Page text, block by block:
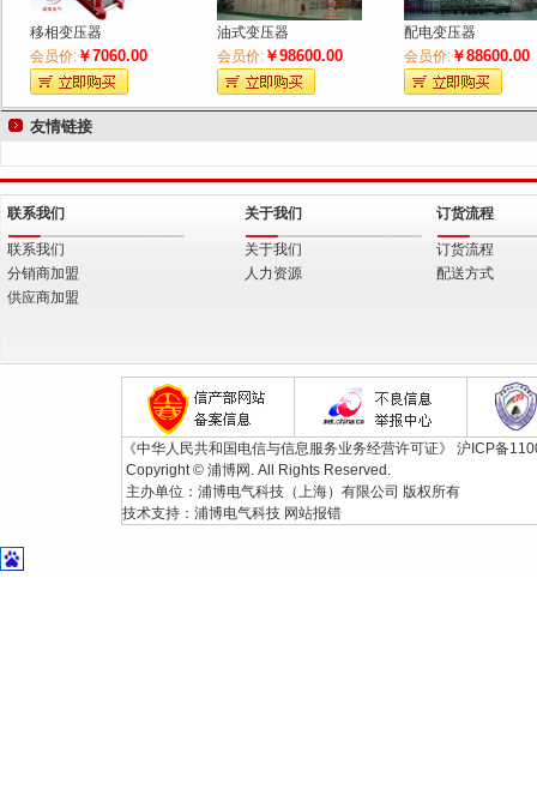
移相变压器
会员价: ￥7060.00
油式变压器
会员价: ￥98600.00
配电变压器
会员价: ￥88600.00
友情链接
联系我们
联系我们
分销商加盟
供应商加盟
关于我们
关于我们
人力资源
订货流程
订货流程
配送方式
《中华人民共和国电信与信息服务业务经营许可证》 沪ICP备
Copyright © 浦博网. All Rights Reserved.
主办单位：浦博电气科技（上海）有限公司 版权所有
技术支持： 浦博电气科技 网站报错